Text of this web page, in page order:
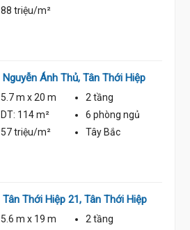
88 triệu/m²
Nguyễn Ánh Thủ, Tân Thới Hiệp
5.7 m x 20 m
2 tầng
DT: 114 m² 6 phòng ngủ
57 triệu/m²
Tây Bắc
Tân Thới Hiệp 21, Tân Thới Hiệp
5.6 m x 19 m
2 tầng